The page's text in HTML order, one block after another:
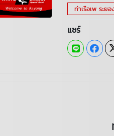
ท่าเรือเพ ระยอ
แชร์